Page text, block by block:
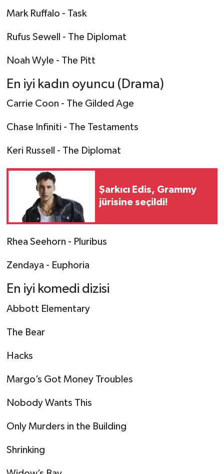
Mark Ruffalo - Task
Rufus Sewell - The Diplomat
Noah Wyle - The Pitt
En iyi kadın oyuncu (Drama)
Carrie Coon - The Gilded Age
Chase Infiniti - The Testaments
Keri Russell - The Diplomat
Şarkıcı Edis, Grammy
jürisine seçildi!
Rhea Seehorn - Pluribus
Zendaya - Euphoria
En iyi komedi dizisi
Abbott Elementary
The Bear
Hacks
Margo’s Got Money Troubles
Nobody Wants This
Only Murders in the Building
Shrinking